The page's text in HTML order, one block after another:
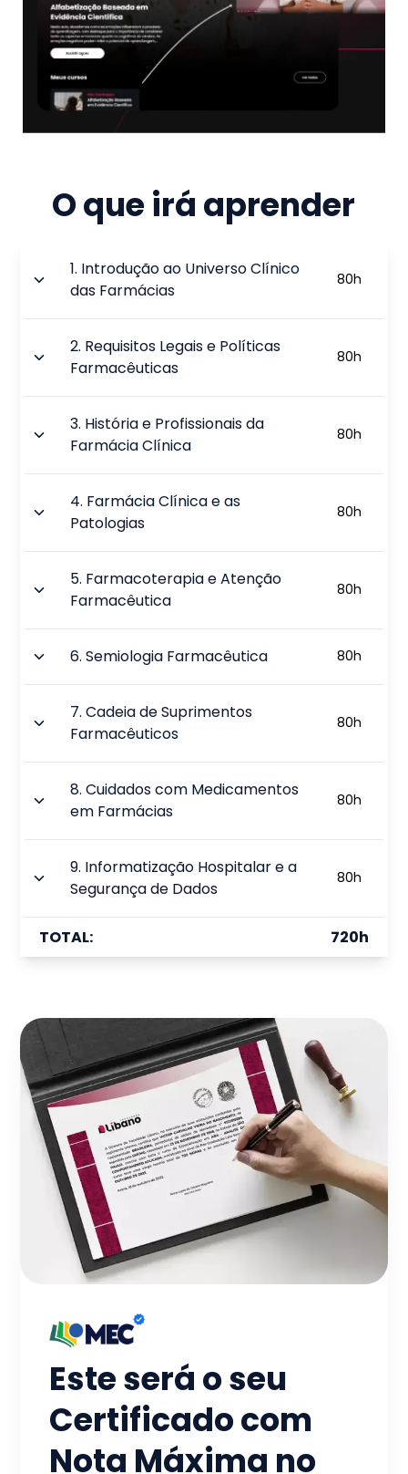
O que irá aprender
1. Introdução ao Universo Clínico
das Farmácias
80h
2. Requisitos Legais e Políticas
Farmacêuticas
80h
3. História e Profissionais da
Farmácia Clínica
80h
4. Farmácia Clínica e as
Patologias
80h
5. Farmacoterapia e Atenção
Farmacêutica
80h
6.Semiologia Farmacêutica 80h
7.Cadeia de Suprimentos
Farmacêuticos
80h
8.Cuidados com Medicamentos
em Farmácias
80h
9. Informatização Hospitalar e a
Segurança de Dados
80h
TOTAL: 720h
Este será o seu
Certificado com
Nota Máxima no